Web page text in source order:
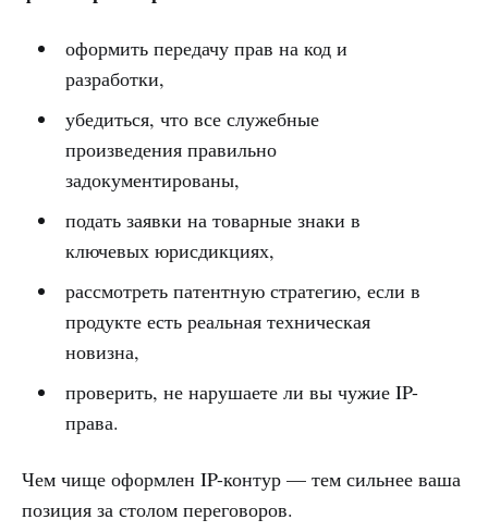
оформить передачу прав на код и
разработки,
убедиться, что все служебные
произведения правильно
задокументированы,
подать заявки на товарные знаки в
ключевых юрисдикциях,
рассмотреть патентную стратегию, если в
продукте есть реальная техническая
новизна,
проверить, не нарушаете ли вы чужие IP-
права.
Чем чище оформлен IP-контур — тем сильнее ваша
позиция за столом переговоров.